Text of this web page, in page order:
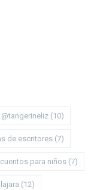
@tangerineliz (10)
de escritores (7)
cuentos para niños (7)
(12)